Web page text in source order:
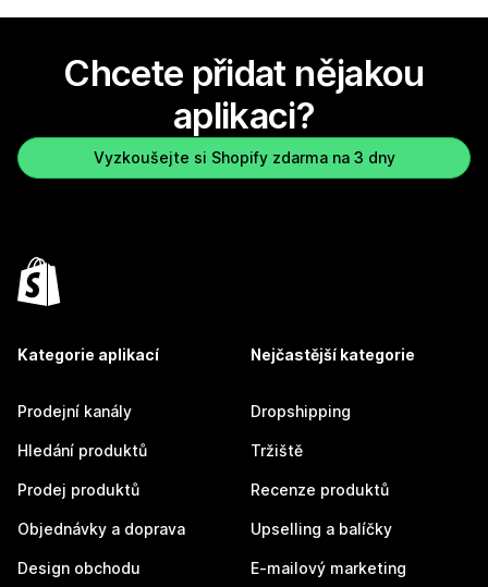
Chcete přidat nějakou
aplikaci?
Vyzkoušejte si Shopify zdarma na 3 dny
Kategorie aplikací
Prodejní kanály
Hledání produktů
Prodej produktů
Objednávky a doprava
Design obchodu
Nejčastější kategorie
Dropshipping
Tržiště
Recenze produktů
Upselling a balíčky
E-mailový marketing